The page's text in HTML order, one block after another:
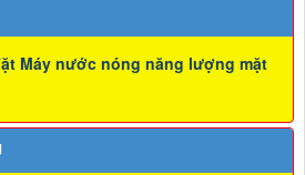
Máy nước nóng năng lượng mặt